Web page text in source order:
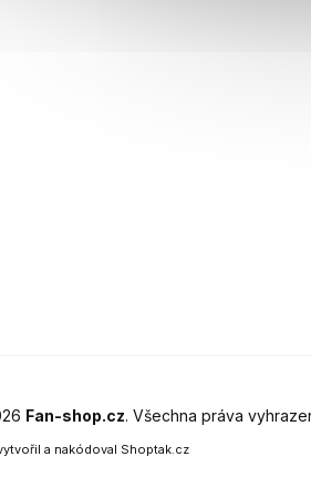
Fan-shop.cz. Všechna práva
a nakódoval Shoptak.cz